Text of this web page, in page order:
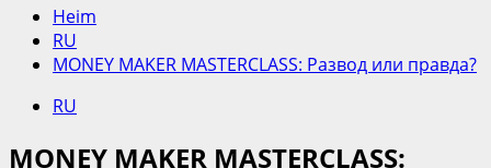
Heim
RU
MONEY MAKER MASTERCLASS: Развод или правда?
RU
MONEY MAKER MASTERCLASS: